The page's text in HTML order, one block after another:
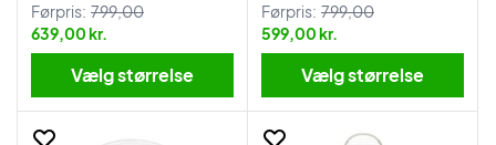
Førpris: 799,00
639,00 kr.
Vælg størrelse
Førpris: 799,00
599,00 kr.
Vælg størrelse